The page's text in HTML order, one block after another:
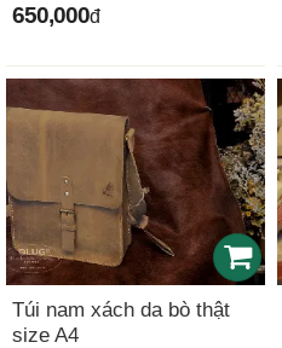
650,000đ
Túi nam xách da bò thật
size A4